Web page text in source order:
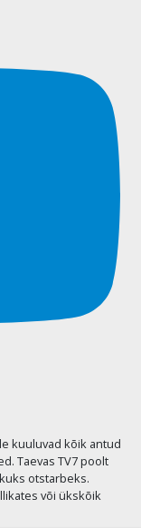
kuuluvad kõik antud
Taevas TV7 poolt
otstarbeks.
või ükskõik